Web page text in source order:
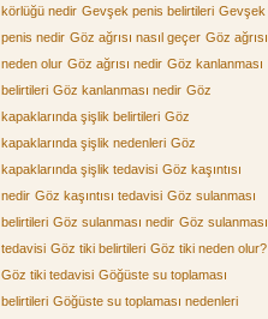
körlüğü nedir Gevşek penis belirtileri Gevşek
penis nedir Göz ağrısı nasıl geçer Göz ağrısı
neden olur Göz ağrısı nedir Göz kanlanması
belirtileri Göz kanlanması nedir Göz
kapaklarında şişlik belirtileri Göz
kapaklarında şişlik nedenleri Göz
kapaklarında şişlik tedavisi Göz kaşıntısı
nedir Göz kaşıntısı tedavisi Göz sulanması
belirtileri Göz sulanması nedir Göz sulanması
tedavisi Göz tiki belirtileri Göz tiki neden olur?
Göz tiki tedavisi Göğüste su toplaması
belirtileri Göğüste su toplaması nedenleri